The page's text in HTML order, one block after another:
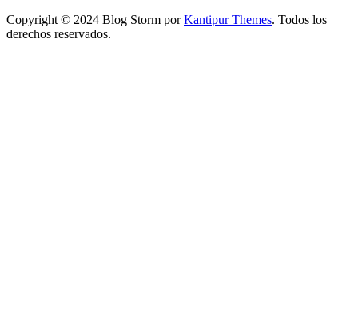
Copyright © 2024 Blog Storm porKantipur Themes. Todos los
derechos reservados.